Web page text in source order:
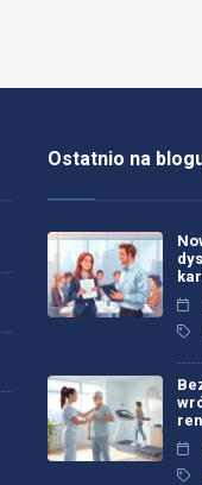
Ostatnio na